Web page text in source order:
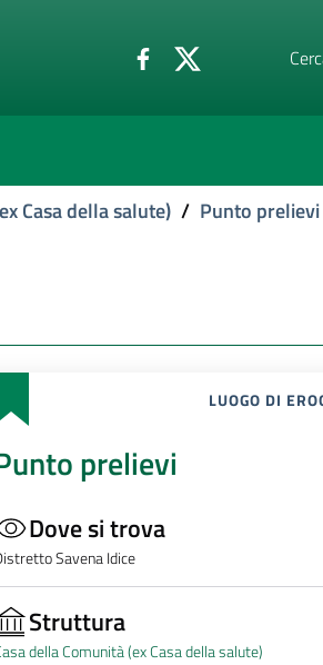
Casa della salute) / Punto prelievi
LUOGO DI
prelievi
Dove si trova
Savena Idice
Struttura
della Comunità (ex Casa della salute)